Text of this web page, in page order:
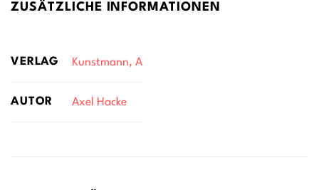
ZUSÄTZLICHE INFORMATIONEN
VERLAG Kunstmann, A
AUTOR Axel Hacke